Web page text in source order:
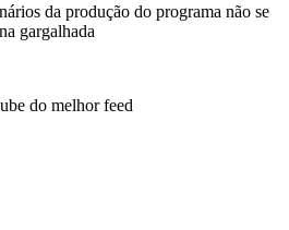
da produção do programa não se
gargalhada
do melhor feed